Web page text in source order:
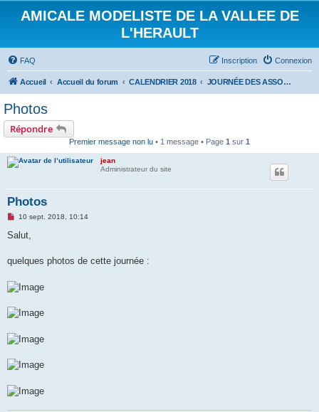
AMICALE MODELISTE DE LA VALLEE DE
L'HERAULT
FAQ Connexion
Inscription
Accueil Accueil du forum CALENDRIER 2018 JOURNÉE DES ASSOCIATIONS 8 SEPTEMBRE 2018
Photos
Répondre
Premier message non lu • 1 message • Page 1 sur 1
jean
Administrateur du site
Photos
M
s
g
o
n
u
10 sept. 2018, 10:14
Salut,
quelques photos de cette journée :